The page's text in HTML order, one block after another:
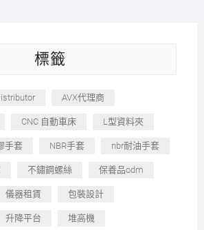
標籤
AVX代理商
CNC 自動車床 L型資料夾
手套 NBR手套 nbr耐油手套
不鏽鋼螺絲 保養品odm
儀器租賃 包裝設計
升降平台 堆高機